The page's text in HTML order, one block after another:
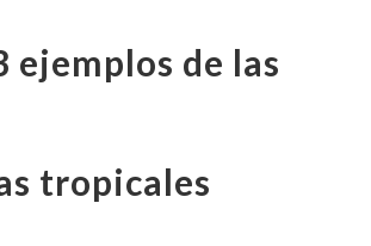
ejemplos de las
tropicales